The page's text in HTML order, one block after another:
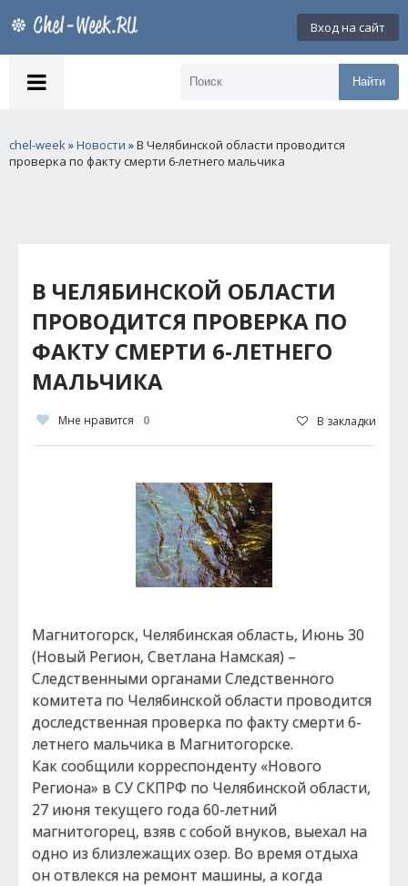
Вход на сайт
Найти
chel-week»Новости » В Челябинской области проводится
проверка по факту смерти 6-летнего мальчика
В ЧЕЛЯБИНСКОЙ ОБЛАСТИ
ПРОВОДИТСЯ ПРОВЕРКА ПО
ФАКТУ СМЕРТИ 6-ЛЕТНЕГО
МАЛЬЧИКА
Мне нравится 0 В закладки
Магнитогорск, Челябинская область, Июнь 30
(Новый Регион, Светлана Намская) –
Следственными органами Следственного
комитета по Челябинской области проводится
доследственная проверка по факту смерти 6-
летнего мальчика в Магнитогорске.
Как сообщили корреспонденту «Нового
Региона» в СУ СКПРФ по Челябинской области,
27 июня текущего года 60-летний
магнитогорец, взяв с собой внуков, выехал на
одно из близлежащих озер. Во время отдыха
он отвлекся на ремонт машины, а когда